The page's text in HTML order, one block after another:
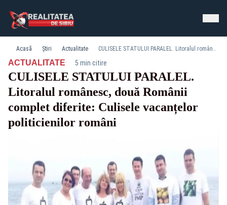
Acasă Știri Actualitate CULISELE STATULUI PARALEL. Litoralul românesc, două Românii complet diferite: Culisele vacanțelor politicienilor români
ACTUALITATE· 5 min citire
CULISELE STATULUI PARALEL.
Litoralul românesc, două Românii
complet diferite: Culisele vacanțelor
politicienilor români